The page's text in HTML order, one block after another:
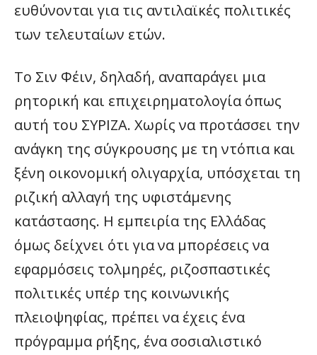
ευθύνονται για τις αντιλαϊκές πολιτικές
των τελευταίων ετών.
Το Σιν Φέιν, δηλαδή, αναπαράγει μια
ρητορική και επιχειρηματολογία όπως
αυτή του ΣΥΡΙΖΑ. Χωρίς να προτάσσει την
ανάγκη της σύγκρουσης με τη ντόπια και
ξένη οικονομική ολιγαρχία, υπόσχεται τη
ριζική αλλαγή της υφιστάμενης
κατάστασης. Η εμπειρία της Ελλάδας
όμως δείχνει ότι για να μπορέσεις να
εφαρμόσεις τολμηρές, ριζοσπαστικές
πολιτικές υπέρ της κοινωνικής
πλειοψηφίας, πρέπει να έχεις ένα
πρόγραμμα ρήξης, ένα σοσιαλιστικό